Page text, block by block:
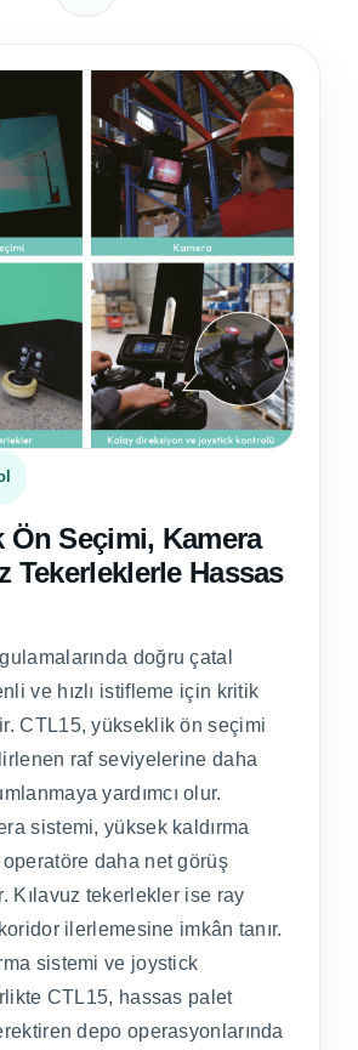
Ön Seçimi, Kamera
Tekerleklerle Hassas
doğru çatal
ve hızlı istifleme için kritik
CTL15, yükseklik ön seçimi
raf seviyelerine daha
yardımcı olur.
sistemi, yüksek kaldırma
daha net görüş
Kılavuz tekerlekler ise ray
ilerlemesine imkân tanır.
sistemi ve joystick
CTL15, hassas palet
depo operasyonlarında